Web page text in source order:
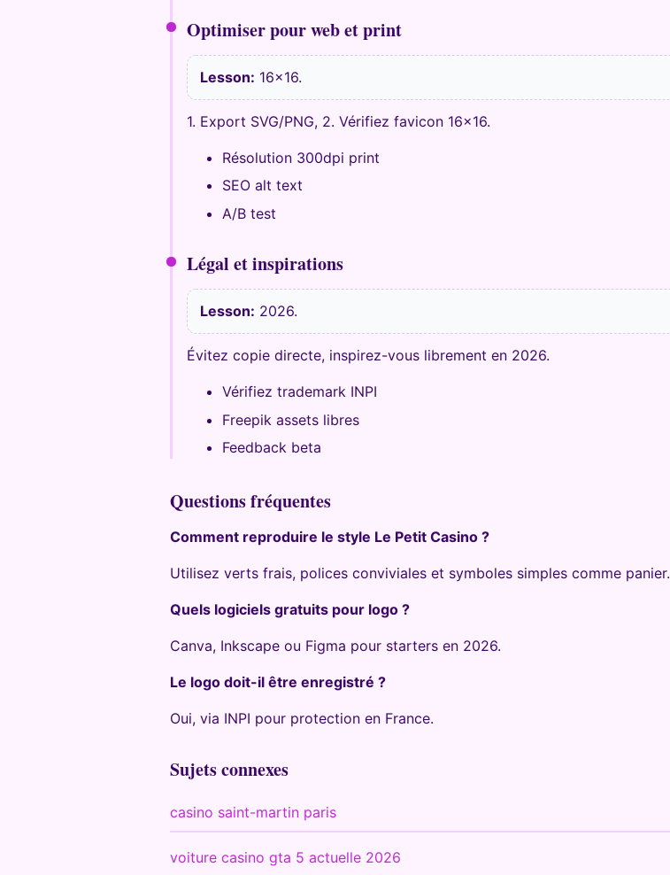
Optimiser pour web et print
Lesson: 16x16.
1. Export SVG/PNG, 2. Vérifiez favicon 16x16.
Résolution 300dpi print
SEO alt text
A/B test
Légal et inspirations
Lesson: 2026.
Évitez copie directe, inspirez-vous librement en 2026.
Vérifiez trademark INPI
Freepik assets libres
Feedback beta
Questions fréquentes
Comment reproduire le style Le Petit Casino ?
Utilisez verts frais, polices conviviales et symboles simples comme panier.
Quels logiciels gratuits pour logo ?
Canva, Inkscape ou Figma pour starters en 2026.
Le logo doit-il être enregistré ?
Oui, via INPI pour protection en France.
Sujets connexes
casino saint-martin paris
voiture casino gta 5 actuelle 2026